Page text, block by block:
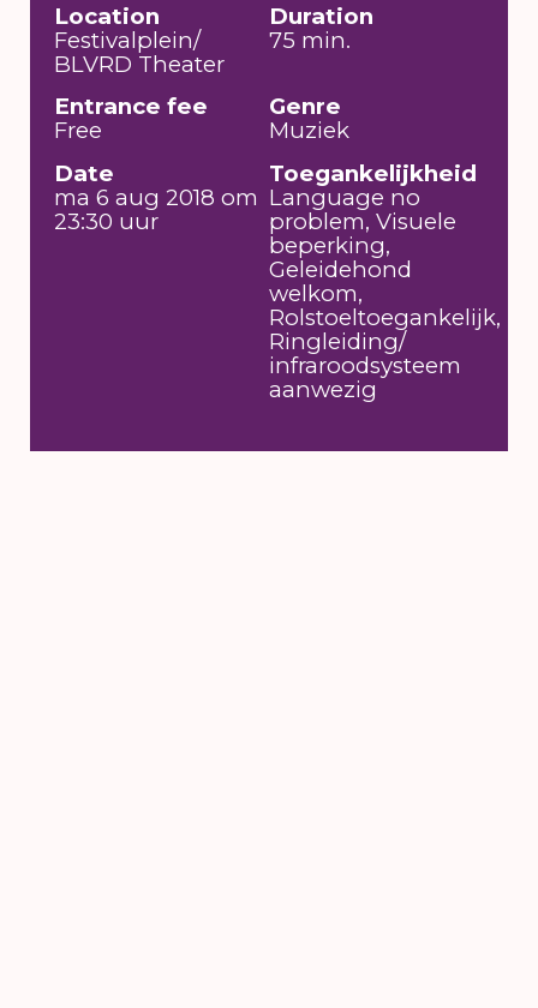
Location
Festivalplein/
BLVRD Theater
Duration
75 min.
Entrance fee
Free
Genre
Muziek
Date
ma 6 aug 2018 om
23:30 uur
Toegankelijkheid
Language no
problem, Visuele
beperking,
Geleidehond
welkom,
Rolstoeltoegankelijk,
Ringleiding/
infraroodsysteem
aanwezig